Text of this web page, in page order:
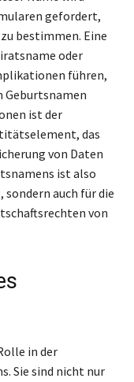
gefordert,
bestimmen. Eine
oder
führen,
Geburtsnamen
ist der
das
von Daten
ist also
auch für die
von
in der
Sie sind nicht nur